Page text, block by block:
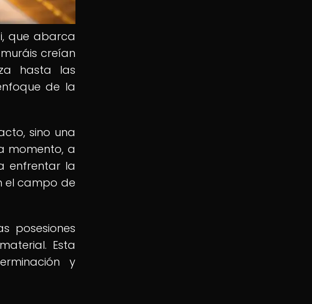
que abarca
creían
hasta las
de la
sino una
momento, a
enfrentar la
el campo de
posesiones
Esta
y